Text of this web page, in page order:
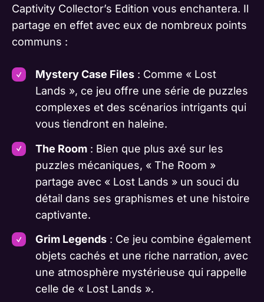
Captivity Collector’s Edition vous enchantera. Il
partage en effet avec eux de nombreux points
communs :
Mystery Case Files: Comme « Lost
Lands », ce jeu offre une série de puzzles
complexes et des scénarios intrigants qui
vous tiendront en haleine.
The Room: Bien que plus axé sur les
puzzles mécaniques, « The Room »
partage avec « Lost Lands » un souci du
détail dans ses graphismes et une histoire
captivante.
Grim Legends: Ce jeu combine également
objets cachés et une riche narration, avec
une atmosphère mystérieuse qui rappelle
celle de « Lost Lands ».